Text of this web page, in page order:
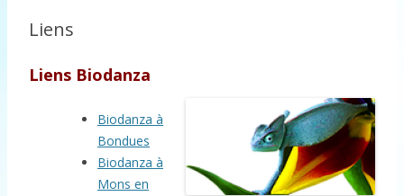
Liens
Liens Biodanza
Biodanza à
Bondues
Biodanza à
Mons en